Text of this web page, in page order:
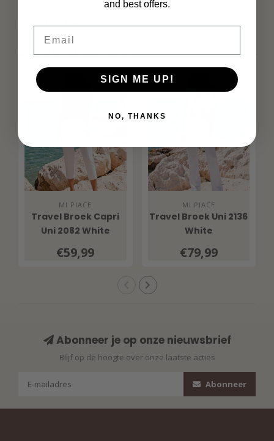
Specificaties
Gerelateerde producten
MI PIACE
Travel Broek Capri
Uni 2082 White
€59,99
MI PIACE
Travel Broek Uni 2136
White
€79,99
Abonneer je op onze nieuwsbrief
Blijf op de hoogte over onze laatste acties
Abonneer
and best offers.
SIGN ME UP!
NO, THANKS